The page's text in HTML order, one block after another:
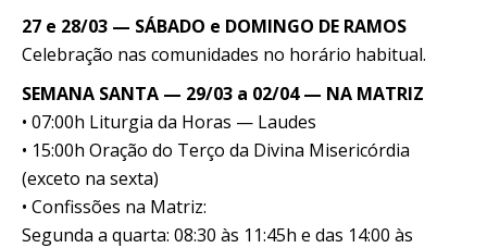
27 e 28/03 — SÁBADO e DOMINGO DE RAMOS
Celebração nas comunidades no horário habitual.
SEMANA SANTA — 29/03 a 02/04 — NA MATRIZ
• 07:00h Liturgia da Horas — Laudes
• 15:00h Oração do Terço da Divina Misericórdia
(exceto na sexta)
• Confissões na Matriz:
Segunda a quarta: 08:30 às 11:45h e das 14:00 às